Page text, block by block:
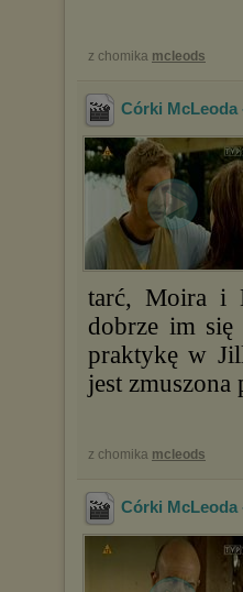
z chomika mcleods
Córki McLeoda
tarć, Moira i
dobrze im się
praktykę w
jest
z chomika mcleods
Córki McLeoda